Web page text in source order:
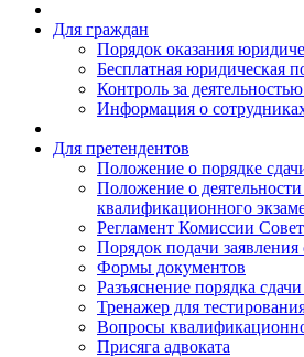
Для граждан
Порядок оказания
Бесплатная юридическая
Контроль за
Информация о
Для претендентов
Положение о порядке
Положение о
квалификационного
Регламент Комиссии
Порядок подачи заявления
Формы документов
Разъяснение порядка
Тренажер для
Вопросы
Присяга адвоката